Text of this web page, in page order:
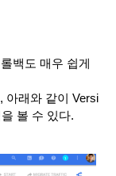
백도 매우 쉽게
아래와 같이 Versi
볼 수 있다.